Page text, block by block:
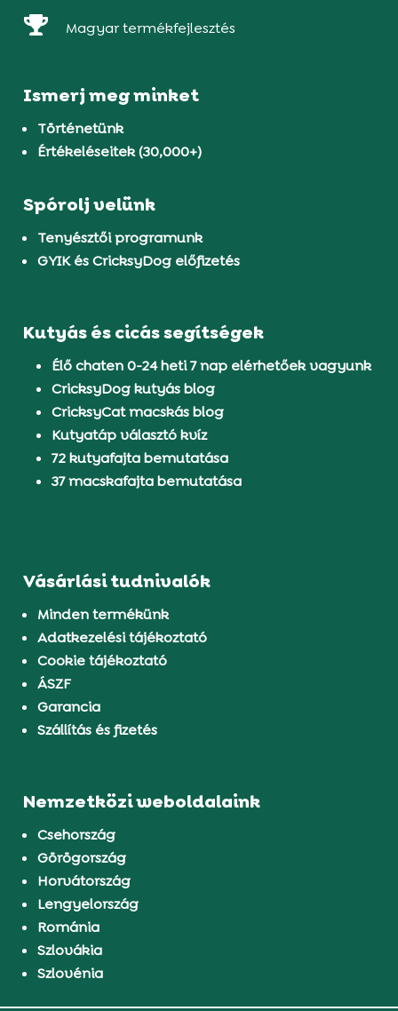
 Magyar termékfejlesztés
Ismerj meg minket
Történetünk
Értékeléseitek (30,000+)
Spórolj velünk
Tenyésztői programunk
GYIK és CricksyDog előfizetés
Kutyás és cicás segítségek
Élő chaten 0-24 heti 7 nap elérhetőek vagyunk
CricksyDog kutyás blog
CricksyCat macskás blog
Kutyatáp választó kvíz
72 kutyafajta bemutatása
37 macskafajta bemutatása
Vásárlási tudnivalók
Minden termékünk
Adatkezelési tájékoztató
Cookie tájékoztató
ÁSZF
Garancia
Szállítás és fizetés
Nemzetközi weboldalaink
Csehország
Görögország
Horvátország
Lengyelország
Románia
Szlovákia
Szlovénia